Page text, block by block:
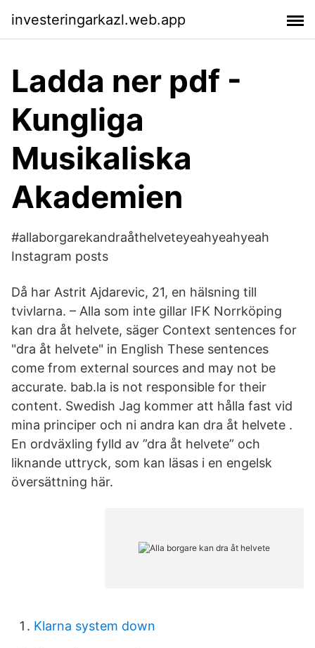
investeringarkazl.web.app
Ladda ner pdf -
Kungliga
Musikaliska
Akademien
#allaborgarekandraåthelveteyeahyeahyeah
Instagram posts
Då har Astrit Ajdarevic, 21, en hälsning till
tvivlarna. – Alla som inte gillar IFK Norrköping
kan dra åt helvete, säger Context sentences for
"dra åt helvete" in English These sentences
come from external sources and may not be
accurate. bab.la is not responsible for their
content. Swedish Jag kommer att hålla fast vid
mina principer och ni andra kan dra åt helvete .
En ordväxling fylld av ”dra åt helvete” och
liknande uttryck, som kan läsas i en engelsk
översättning här.
Klarna system down